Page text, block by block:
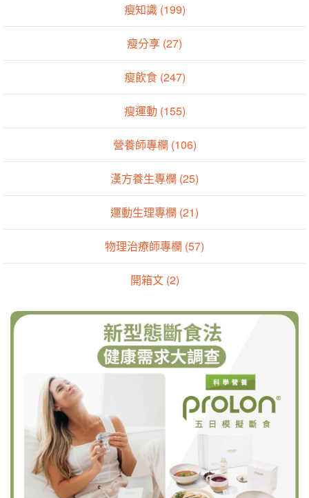
瘦知識 (199)
瘦分享 (27)
瘦飲食 (247)
瘦運動 (155)
營養師專欄 (106)
漢方養生專欄 (25)
運動生理專欄 (21)
物理治療師專欄 (57)
開箱文 (2)